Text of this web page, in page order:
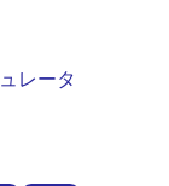
レータ